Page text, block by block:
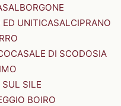
UNITICASALCIPRANO
CASALE DI SCODOSIA
SILE
BOIRO